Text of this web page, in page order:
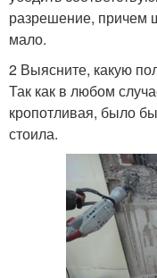
разрешение, причем
мало.
2 Выясните, какую
Так как в любом
кропотливая, было
стоила.